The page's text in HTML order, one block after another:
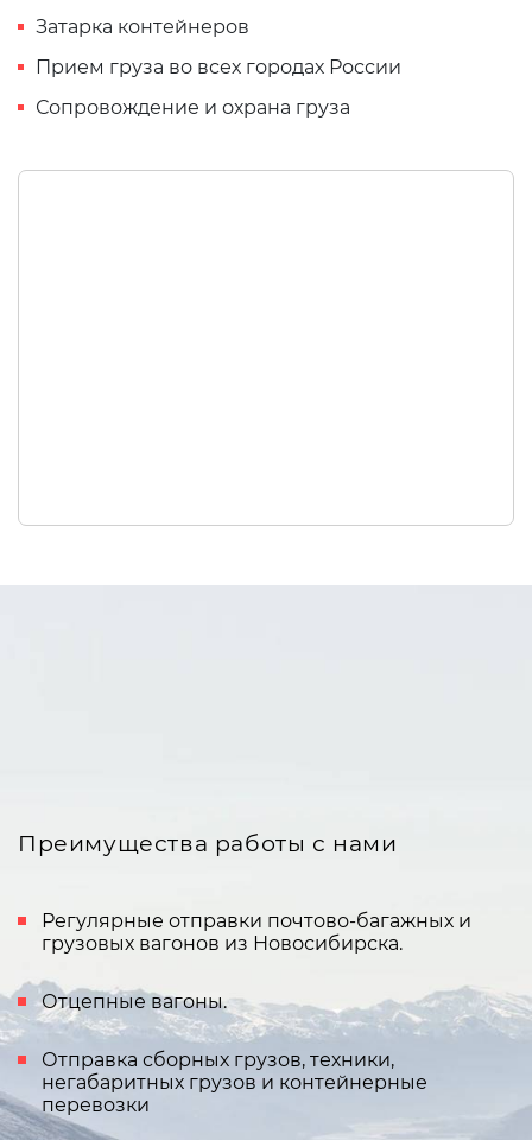
Затарка контейнеров
Прием груза во всех городах России
Сопровождение и охрана груза
Преимущества работы с нами
Регулярные отправки почтово-багажных и
грузовых вагонов из Новосибирска.
Отцепные вагоны.
Отправка сборных грузов, техники,
негабаритных грузов и контейнерные
перевозки